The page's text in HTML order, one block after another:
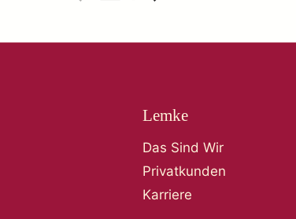
Lemke
Das Sind Wir
Privatkunden
Karriere